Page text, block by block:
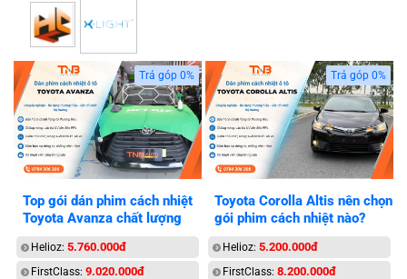
Trả góp 0%
Top gói dán phim cách nhiệt
Toyota Avanza chất lượng
Helioz: 5.760.000đ
FirstClass: 9.020.000đ
Trả góp 0%
Toyota Corolla Altis nên chọn
gói phim cách nhiệt nào?
Helioz: 5.200.000đ
FirstClass: 8.200.000đ